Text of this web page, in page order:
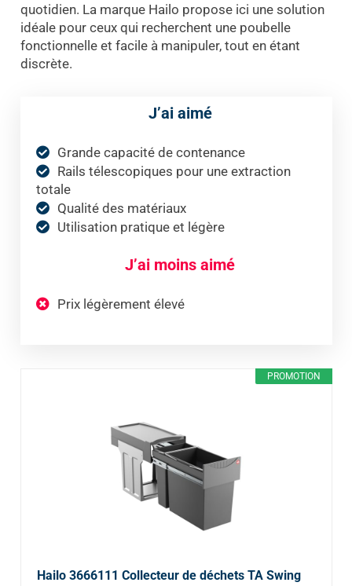
quotidien. La marque Hailo propose ici une solution
idéale pour ceux qui recherchent une poubelle
fonctionnelle et facile à manipuler, tout en étant
discrète.
J’ai aimé
Grande capacité de contenance
Rails télescopiques pour une extraction
totale
Qualité des matériaux
Utilisation pratique et légère
J’ai moins aimé
Prix légèrement élevé
PROMOTION
Hailo 3666111 Collecteur de déchets TA Swing